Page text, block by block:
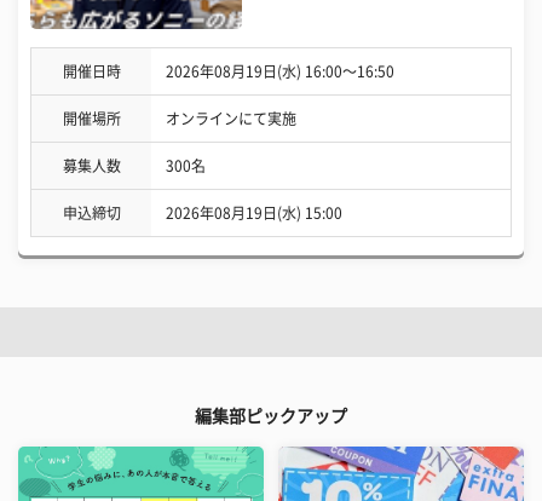
開催日時 2026年08月19日(水) 16:00〜16:50
開催場所 オンラインにて実施
募集人数 300名
申込締切 2026年08月19日(水) 15:00
編集部ピックアップ